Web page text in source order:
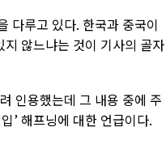
다루고 있다. 한국과 중국이
않느냐는 것이 기사의 골자
인용했는데 그 내용 중에 주
’ 해프닝에 대한 언급이다.